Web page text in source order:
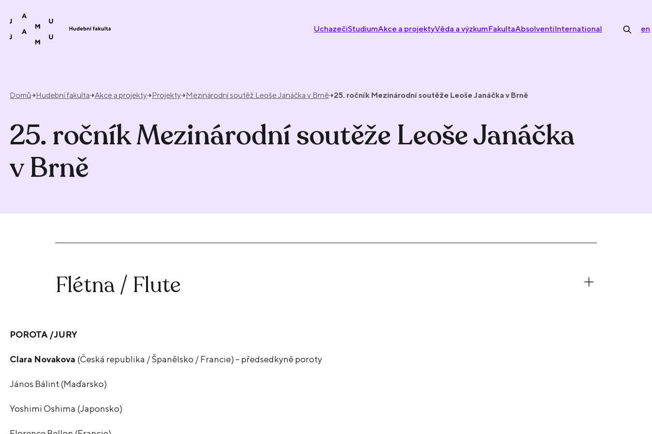
UchazečiStudiumAkce a projektyVěda a výzkumFakultaAbsolventiInternational en
Domů Hudební fakulta Akce a projekty Projekty Mezinárodní soutěž Leoše Janáčka v Brně 25. ročník Mezinárodní soutěže Leoše Janáčka v Brně
25. ročník Mezinárodní soutěže Leoše Janáčka
v Brně
Flétna / Flute
POROTA /JURY
Clara Novakova (Česká republika / Španělsko / Francie) – předsedkyně poroty
János Bálint (Maďarsko)
Yoshimi Oshima (Japonsko)